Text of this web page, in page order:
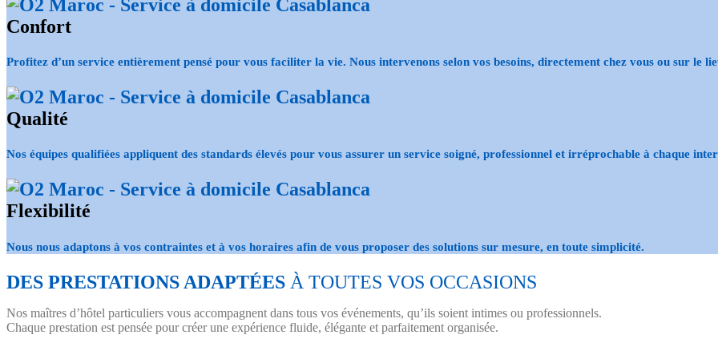
Confort
Profitez d’un service entièrement pensé pour vous faciliter la vie. Nous intervenons selon vos besoins, directement chez vous ou sur le
Qualité
Nos équipes qualifiées appliquent des standards élevés pour vous assurer un service soigné, professionnel et irréprochable à chaque
Flexibilité
Nous nous adaptons à vos contraintes et à vos horaires afin de vous proposer des solutions sur mesure, en toute simplicité.
DES PRESTATIONS ADAPTÉES À TOUTES VOS OCCASIONS
Nos maîtres d’hôtel particuliers vous accompagnent dans tous vos événements, qu’ils soient intimes ou professionnels.
Chaque prestation est pensée pour créer une expérience fluide, élégante et parfaitement organisée.